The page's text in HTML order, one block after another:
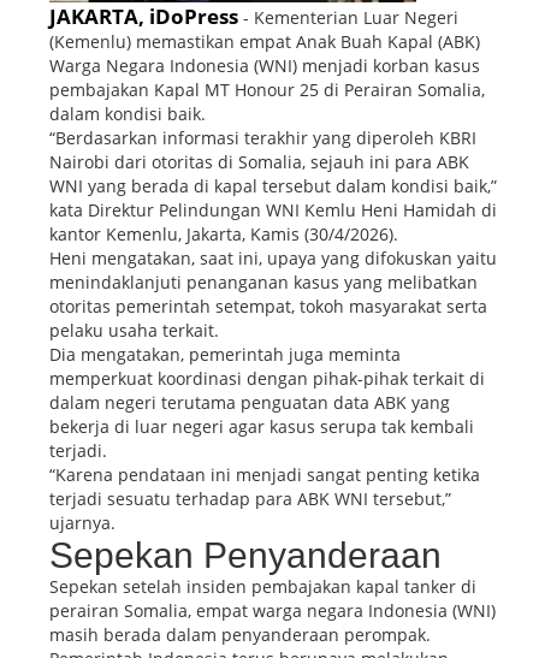
JAKARTA, iDoPress - Kementerian Luar Negeri
(Kemenlu) memastikan empat Anak Buah Kapal (ABK)
Warga Negara Indonesia (WNI) menjadi korban kasus
pembajakan Kapal MT Honour 25 di Perairan Somalia,
dalam kondisi baik.
“Berdasarkan informasi terakhir yang diperoleh KBRI
Nairobi dari otoritas di Somalia, sejauh ini para ABK
WNI yang berada di kapal tersebut dalam kondisi baik,”
kata Direktur Pelindungan WNI Kemlu Heni Hamidah di
kantor Kemenlu, Jakarta, Kamis (30/4/2026).
Heni mengatakan, saat ini, upaya yang difokuskan yaitu
menindaklanjuti penanganan kasus yang melibatkan
otoritas pemerintah setempat, tokoh masyarakat serta
pelaku usaha terkait.
Dia mengatakan, pemerintah juga meminta
memperkuat koordinasi dengan pihak-pihak terkait di
dalam negeri terutama penguatan data ABK yang
bekerja di luar negeri agar kasus serupa tak kembali
terjadi.
“Karena pendataan ini menjadi sangat penting ketika
terjadi sesuatu terhadap para ABK WNI tersebut,”
ujarnya.
Sepekan Penyanderaan
Sepekan setelah insiden pembajakan kapal tanker di
perairan Somalia, empat warga negara Indonesia (WNI)
masih berada dalam penyanderaan perompak.